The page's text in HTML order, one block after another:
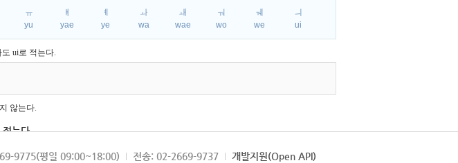
ㅠ
yu
ㅒ
yae
ㅖ
ye
ㅘ
wa
ㅙ
wae
ㅝ
wo
ㅞ
we
ㅢ
ui
도 ui로 적는다.
않는다.
적는다.
9775(평일 09:00~18:00) 전송: 02-2669-9737 개발지원(Open API)